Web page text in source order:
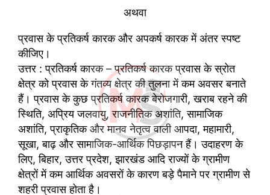
अथवा
प्रवास के प्रतिकर्ष कारक और अपकर्ष कारक में अंतर स्पष्ट
कीजिए।
उत्तर : प्रतिकर्ष कारक – प्रतिकर्ष कारक प्रवास के स्रोत
क्षेत्र को प्रवास के गंतव्य क्षेत्र की तुलना में कम अवसर बनाते
हैं। प्रवास के कुछ प्रतिकर्ष कारक बेरोजगारी, खराब रहने की
स्थिति, अप्रिय जलवायु, राजनीतिक अशांति, सामाजिक
अशांति, प्राकृतिक और मानव नेतृत्व वाली आपदा, महामारी,
सूखा, बाढ़ और सामाजिक-आर्थिक पिछड़ापन हैं। उदाहरण के
लिए, बिहार, उत्तर प्रदेश, झारखंड आदि राज्यों के ग्रामीण
क्षेत्रों में कम आर्थिक अवसरों के कारण बड़े पैमाने पर ग्रामीण से
शहरी प्रवास होता है।